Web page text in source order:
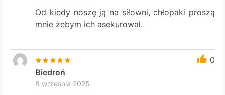
Od kiedy noszę ją na siłowni, chłopaki proszą
mnie żebym ich asekurował.
0
Biedroń
8 września 2025